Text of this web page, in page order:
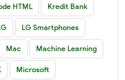
HTML Kredit Bank
LG Smartphones
Mac Machine Learning
Microsoft